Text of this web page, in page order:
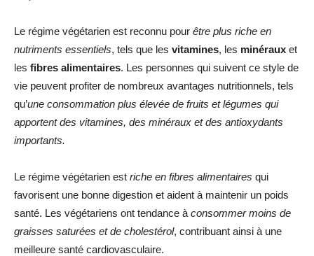
Le régime végétarien est reconnu pour être plus riche en
nutriments essentiels, tels que les vitamines, les minéraux et
les fibres alimentaires. Les personnes qui suivent ce style de
vie peuvent profiter de nombreux avantages nutritionnels, tels
qu’une consommation plus élevée de fruits et légumes qui
apportent des vitamines, des minéraux et des antioxydants
importants.
Le régime végétarien est riche en fibres alimentaires qui
favorisent une bonne digestion et aident à maintenir un poids
santé. Les végétariens ont tendance à consommer moins de
graisses saturées et de cholestérol, contribuant ainsi à une
meilleure santé cardiovasculaire.